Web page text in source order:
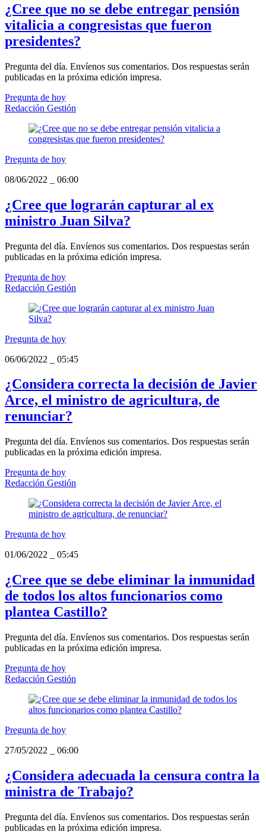
¿Cree que no se debe entregar pensión
vitalicia a congresistas que fueron
presidentes?
Pregunta del día. Envíenos sus comentarios. Dos respuestas serán
publicadas en la próxima edición impresa.
Pregunta de hoy
Redacción Gestión
Pregunta de hoy
08/06/2022
06:00
¿Cree que lograrán capturar al ex
ministro Juan Silva?
Pregunta del día. Envíenos sus comentarios. Dos respuestas serán
publicadas en la próxima edición impresa.
Pregunta de hoy
Redacción Gestión
Pregunta de hoy
06/06/2022
05:45
¿Considera correcta la decisión de Javier
Arce, el ministro de agricultura, de
renunciar?
Pregunta del día. Envíenos sus comentarios. Dos respuestas serán
publicadas en la próxima edición impresa.
Pregunta de hoy
Redacción Gestión
Pregunta de hoy
01/06/2022
05:45
¿Cree que se debe eliminar la inmunidad
de todos los altos funcionarios como
plantea Castillo?
Pregunta del día. Envíenos sus comentarios. Dos respuestas serán
publicadas en la próxima edición impresa.
Pregunta de hoy
Redacción Gestión
Pregunta de hoy
27/05/2022
06:00
¿Considera adecuada la censura contra la
ministra de Trabajo?
Pregunta del día. Envíenos sus comentarios. Dos respuestas serán
publicadas en la próxima edición impresa.